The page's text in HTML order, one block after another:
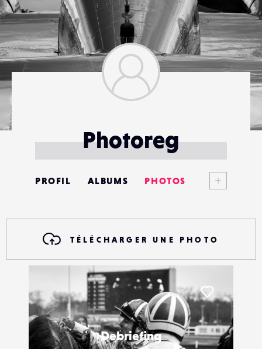
Photoreg
PROFIL ALBUMS PHOTOS
CONTACTS
ÉVÉNEMENTS
FAVORIS
TÉLÉCHARGER UNE PHOTO
Debriefing
Liker